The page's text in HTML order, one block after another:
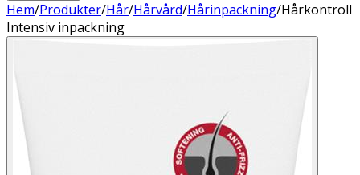
Hem/Produkter/Hår/Hårvård/Hårinpackning/Hårkontroll
Intensiv inpackning